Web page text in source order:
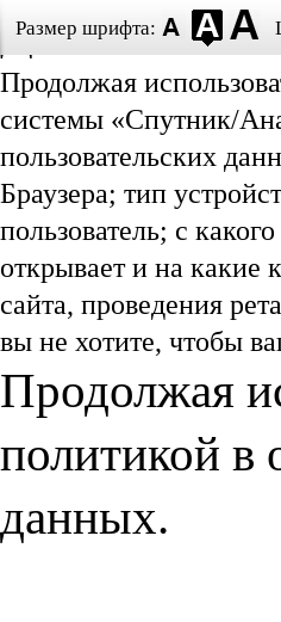
Даю
Продолжая
системы «Спутник/
пользовательских
Браузера; тип
пользователь; с
открывает и на какие
сайта, проведения
вы не хотите, чтобы
Продолжая
политикой в
данных.
Размер шрифта: